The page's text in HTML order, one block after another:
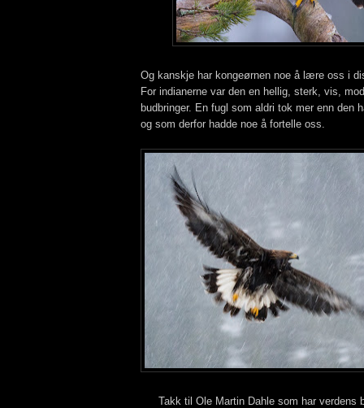
Og kanskje har kongeørnen noe å lære oss i
For indianerne var den en hellig, sterk, vis,
budbringer. En fugl som aldri tok mer enn den
og som derfor hadde noe å fortelle oss.
Takk til Ole Martin Dahle som har verdens